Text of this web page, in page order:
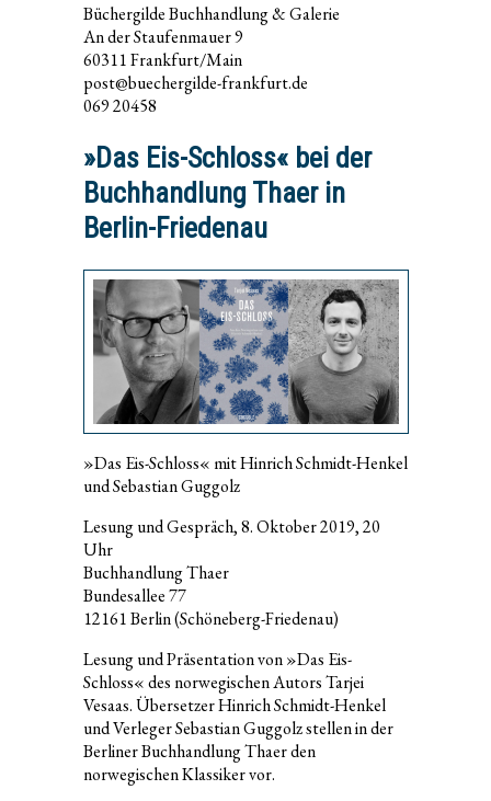
Büchergilde Buchhandlung & Galerie
An der Staufenmauer 9
60311 Frankfurt/Main
post@buechergilde-frankfurt.de
069 20458
»Das Eis-Schloss« bei der
Buchhandlung Thaer in
Berlin-Friedenau
»Das Eis-Schloss« mit Hinrich Schmidt-Henkel
und Sebastian Guggolz
Lesung und Gespräch, 8. Oktober 2019, 20
Uhr
Buchhandlung Thaer
Bundesallee 77
12161 Berlin (Schöneberg-Friedenau)
Lesung und Präsentation von »Das Eis-
Schloss« des norwegischen Autors Tarjei
Vesaas. Übersetzer Hinrich Schmidt-Henkel
und Verleger Sebastian Guggolz stellen in der
Berliner Buchhandlung Thaer den
norwegischen Klassiker vor.